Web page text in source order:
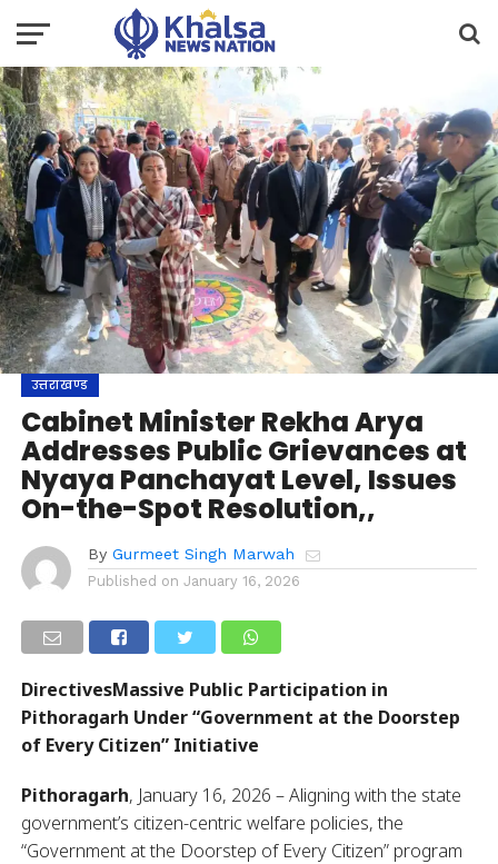
उत्तराखण्ड
Cabinet Minister Rekha Arya
Addresses Public Grievances at
Nyaya Panchayat Level, Issues
On-the-Spot Resolution,,
By Gurmeet Singh Marwah
Published on January 16, 2026
DirectivesMassive Public Participation in
Pithoragarh Under “Government at the Doorstep
of Every Citizen” Initiative
Pithoragarh, January 16, 2026 – Aligning with the state
government’s citizen-centric welfare policies, the
“Government at the Doorstep of Every Citizen” program